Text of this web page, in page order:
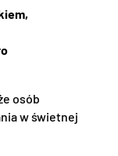
osób
w świetnej